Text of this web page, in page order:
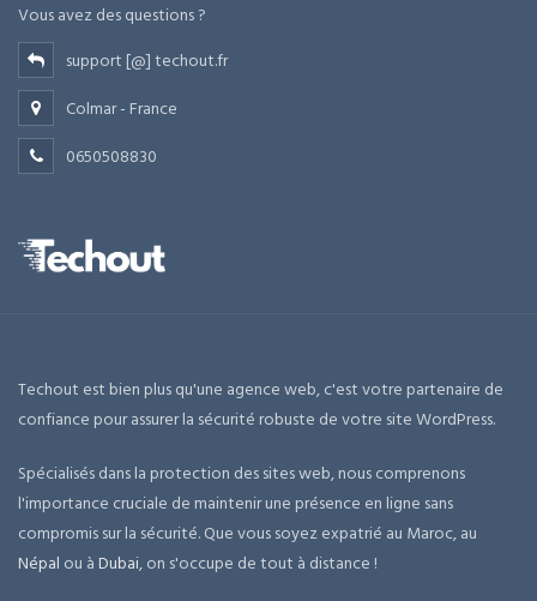
Vous avez des questions ?
support [@] techout.fr
Colmar - France
0650508830
Techout est bien plus qu'une agence web, c'est votre partenaire de
confiance pour assurer la sécurité robuste de votre site WordPress.
Spécialisés dans la protection des sites web, nous comprenons
l'importance cruciale de maintenir une présence en ligne sans
compromis sur la sécurité. Que vous soyez expatrié au Maroc, au
Népal ou àDubai, on s'occupe de tout à distance !